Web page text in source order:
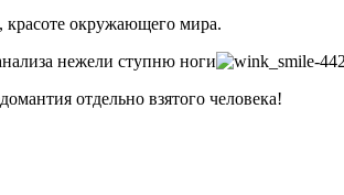
окружающего мира.
нежели ступню ноги
отдельно взятого человека!